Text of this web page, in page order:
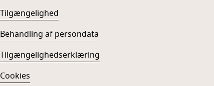
Tilgængelighed
Behandling af persondata
Tilgængelighedserklæring
Cookies